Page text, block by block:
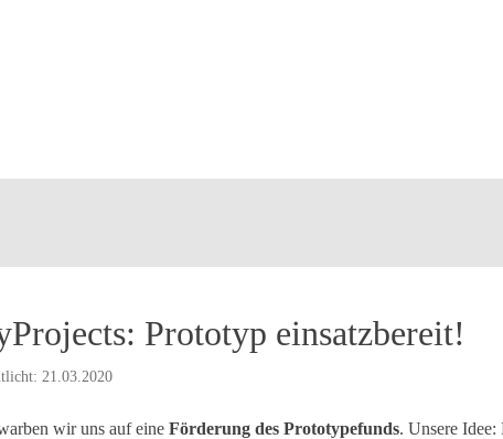
Prototyp einsatzbereit!
21.03.2020
wir uns auf eineFörderung des Prototypefunds. Unsere